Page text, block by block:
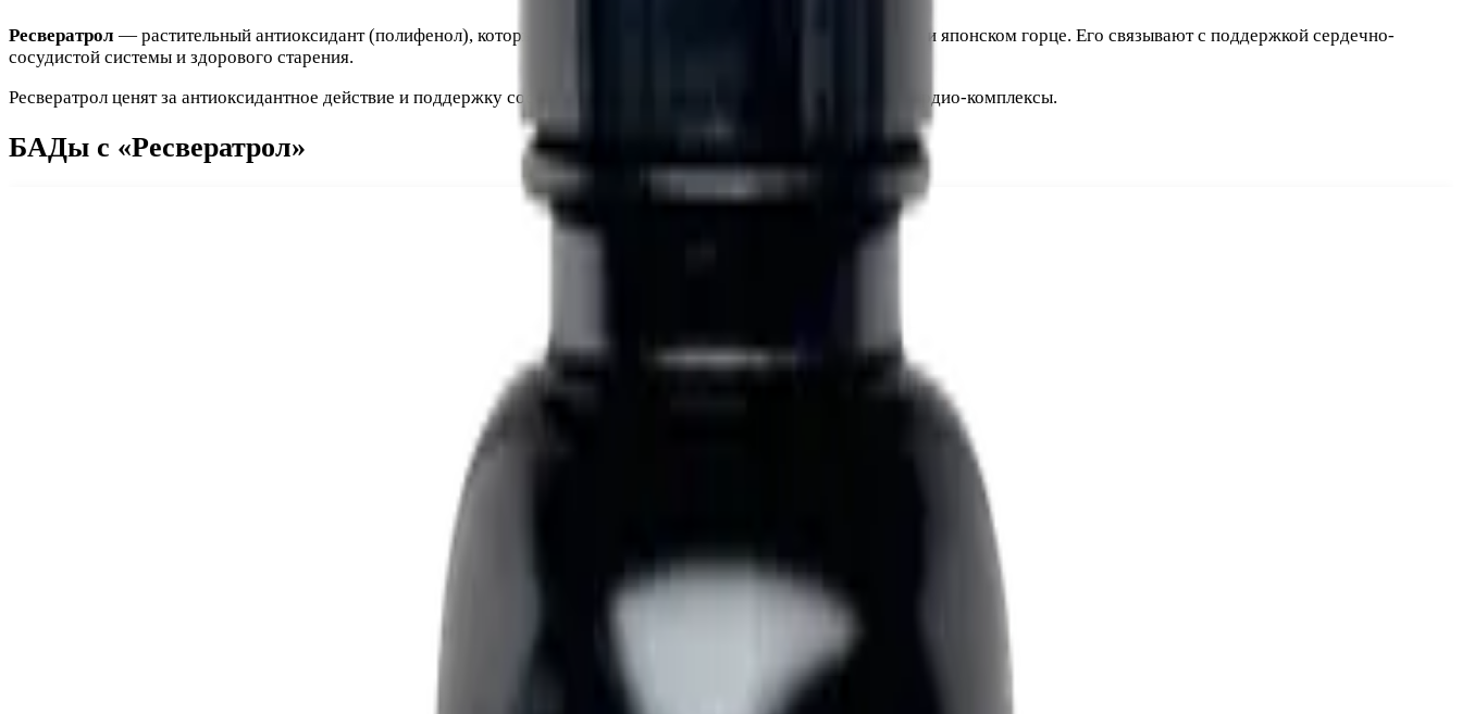
Ресвератрол — растительный антиоксидант (полифенол), который содержится в красном винограде, кожуре ягод и японском горце. Его связывают с поддержкой сердечно-
сосудистой системы и здорового старения.
Ресвератрол ценят за антиоксидантное действие и поддержку сосудов. Часто его включают в антивозрастные и кардио-комплексы.
БАДы с «Ресвератрол»